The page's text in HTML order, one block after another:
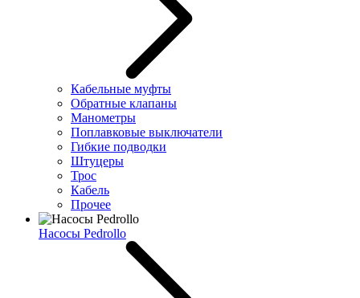
Кабельные муфты
Обратные клапаны
Манометры
Поплавковые выключатели
Гибкие подводки
Штуцеры
Трос
Кабель
Прочее
Насосы Pedrollo